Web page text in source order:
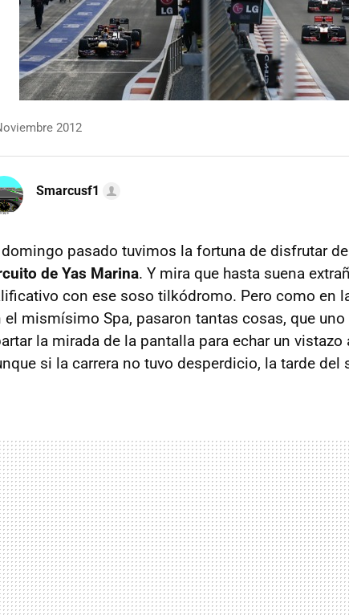
2012
Smarcusf1
domingo pasado tuvimos la fortuna de disfrutar
de Yas Marina. Y mira que hasta suena
con ese soso tilkódromo. Pero como en
el mismísimo Spa, pasaron tantas cosas, que
la mirada de la pantalla para echar un
si la carrera no tuvo desperdicio, la tarde del